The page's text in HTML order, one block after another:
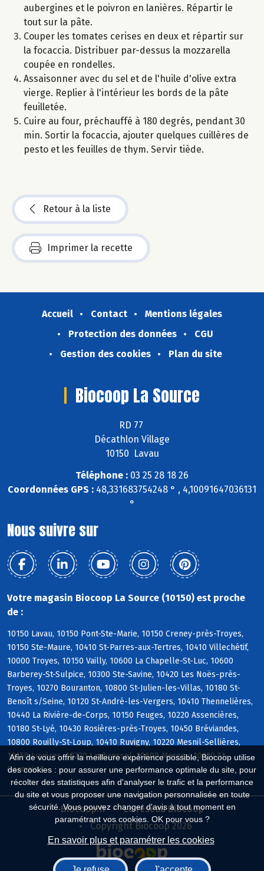
Afin de vous offrir la meilleure expérience possible, Biocoop utilise
des cookies : pour assurer une performance optimale du site, pour
récolter des statistiques afin d'analyser le trafic et la performance
du site et vous proposer une navigation personnalisée en toute
sécurité. Vous pouvez changer d'avis à tout moment en
paramétrant vos cookies. OK pour vous ?
En savoir plus et paramétrer les cookies
aubergines et le poivron en lanières. Répartir le
tout sur la pâte.
Couper les tomates cerises en deux et répartir sur
la focaccia. Distribuer par-dessus la mozzarella
coupée en rondelles.
Assaisonner avec du sel et de l'huile d'olive extra
vierge. Replier à l'intérieur les bords de la pâte
feuilletée.
Cuire au four, préchauffé à 180 degrés, pendant 30
min. Sortir la focaccia, ajouter quelques cuillères de
pesto et les feuilles de thym. Servir tiède.
Retour à la liste
Imprimer la recette
Accueil Contact
Mentions légales
Protection des données
CGU
Gestion des cookies
Plan du site
Biocoop La Source
RD 77
Décathlon Village
10150 Lavau
Téléphone : 03 25 28 18 26
Coordonnées GPS : 48,331683754248 ° , 4,10091647036131
°
Nous suivre sur
Votre magasin Biocoop La Source (10150) est proche
de :
10150 Lavau, 10150 Pont-Ste-Marie, 10150 Creney-près-Troyes,
10150 Ste-Maure, 10410 St-Parres-aux-Tertres, 10410 Villechétif,
10000 Troyes, 10150 Vailly, 10600 La Chapelle-St-Luc, 10600
Barberey-St-Sulpice, 10300 Ste-Savine, 10420 Les Noës-près-
Troyes, 10270 Bouranton, 10800 St-Julien-les-Villas, 10180 St-
Benoît s/Seine, 10120 St-André-les-Vergers, 10410 Thennelières,
10440 La Rivière-de-Corps, 10150 Feuges, 10220 Assencières,
10180 St-Lyé, 10430 Rosières-près-Troyes, 10450 Bréviandes,
10800 Rouilly-St-Loup, 10410 Ruvigny, 10220 Mesnil-Sellières,
10150 Luyères, 10270 Laubressel, 10600 Mergey, 10120 St-
Germain
Biocoop.fr
Le réseau Biocoop
Copyright Biocoop 2026